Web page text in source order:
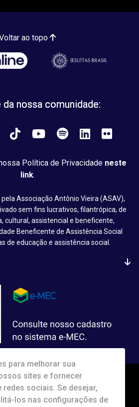
ao topo
da nossa comunidade:
TiktokYou SpotifyLinkedIn
Política de Privacidade neste
link.
pela Associação Antônio Vieira (ASAV),
sem fins lucrativos, filantrópica, de
cultural, assistencial e beneficente,
Beneficente de Assistência Social
de educação e assistência social.
para melhorar sua
sites e fornecer
sociais. Se desejar,
los nas configurações de